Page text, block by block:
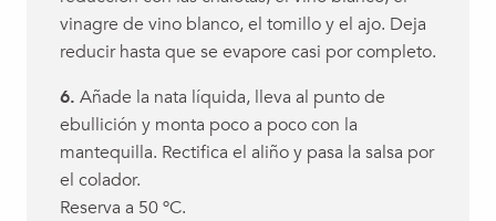
vinagre de vino blanco, el tomillo y el ajo. Deja
reducir hasta que se evapore casi por completo.
6. Añade la nata líquida, lleva al punto de
ebullición y monta poco a poco con la
mantequilla. Rectifica el aliño y pasa la salsa por
el colador.
Reserva a 50 ºC.